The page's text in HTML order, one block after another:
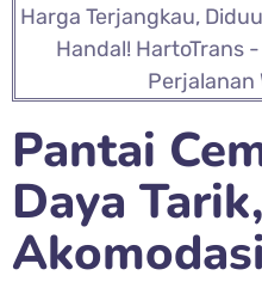
Harga Terjangkau,
Handal! HartoTrans
Perjalanan
Pantai
Daya Tarik,